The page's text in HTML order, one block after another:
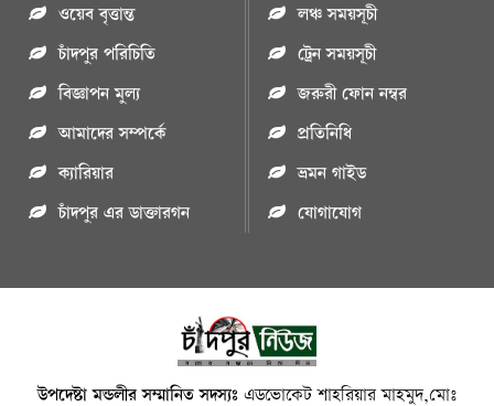
ওয়েব বৃত্তান্ত
চাঁদপুর পরিচিতি
বিজ্ঞাপন মুল্য
আমাদের সম্পর্কে
ক্যারিয়ার
চাঁদপুর এর ডাক্তারগন
লঞ্চ সময়সূচী
ট্রেন সময়সূচী
জরুরী ফোন নম্বর
প্রতিনিধি
ভ্রমন গাইড
যোগাযোগ
উপদেষ্টা মন্ডলীর সম্মানিত সদস্যঃ এডভোকেট শাহরিয়ার মাহমুদ,মোঃ